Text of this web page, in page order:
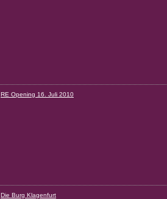
RE Opening 16. Juli 2010
Die Burg Klagenfurt